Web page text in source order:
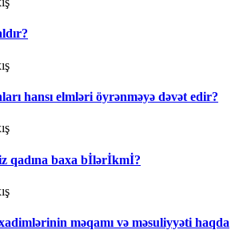
hаnsı еlmləri öyrənməyə dəvət еdir?
qadına baxa bİlərİkmİ?
məqamı və məsuliyyəti haqda